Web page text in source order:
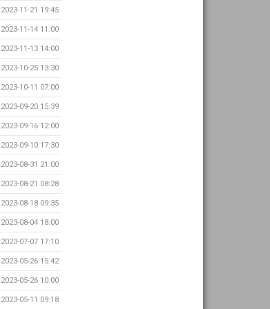
2023-11-21 19:45
2023-11-14 11:00
2023-11-13 14:00
2023-10-25 13:30
2023-10-11 07:00
2023-09-20 15:39
2023-09-16 12:00
2023-09-10 17:30
2023-08-31 21:00
2023-08-21 08:28
2023-08-18 09:35
2023-08-04 18:00
2023-07-07 17:10
2023-05-26 15:42
2023-05-26 10:00
2023-05-11 09:18